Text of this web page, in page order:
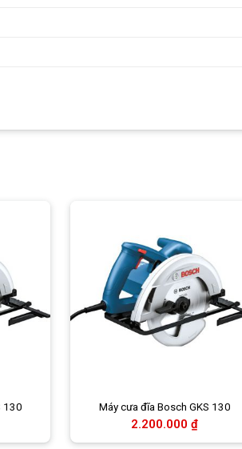
130 Máy cưa đĩa Bosch GKS 130
2.200.000 ₫